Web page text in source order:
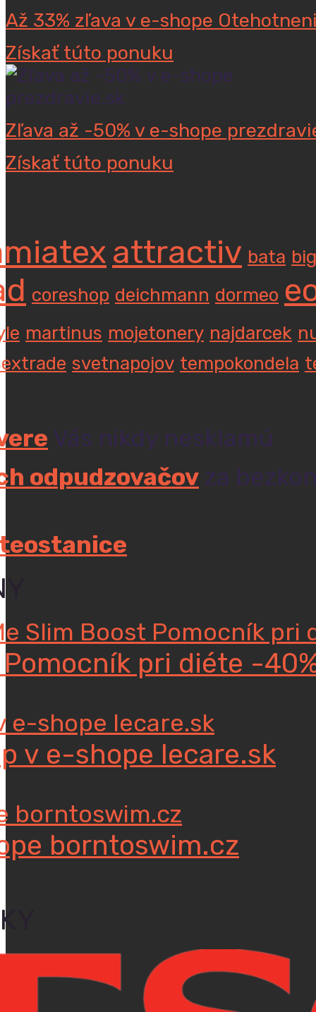
Až 33% zľava v e-shope
Získať túto ponuku
Zľava až -50% v e-shope
Získať túto ponuku
attractiv bata
coreshop deichmann dormeo
martinus mojetonery najdarcek
svetnapojov tempokondela
Vás nikdy nesklamú
odpudzovačov za
Slim Boost Pomocník pri
pri diéte -
e-shope lecare.sk
v e-shope lecare.sk
borntoswim.cz
borntoswim.cz